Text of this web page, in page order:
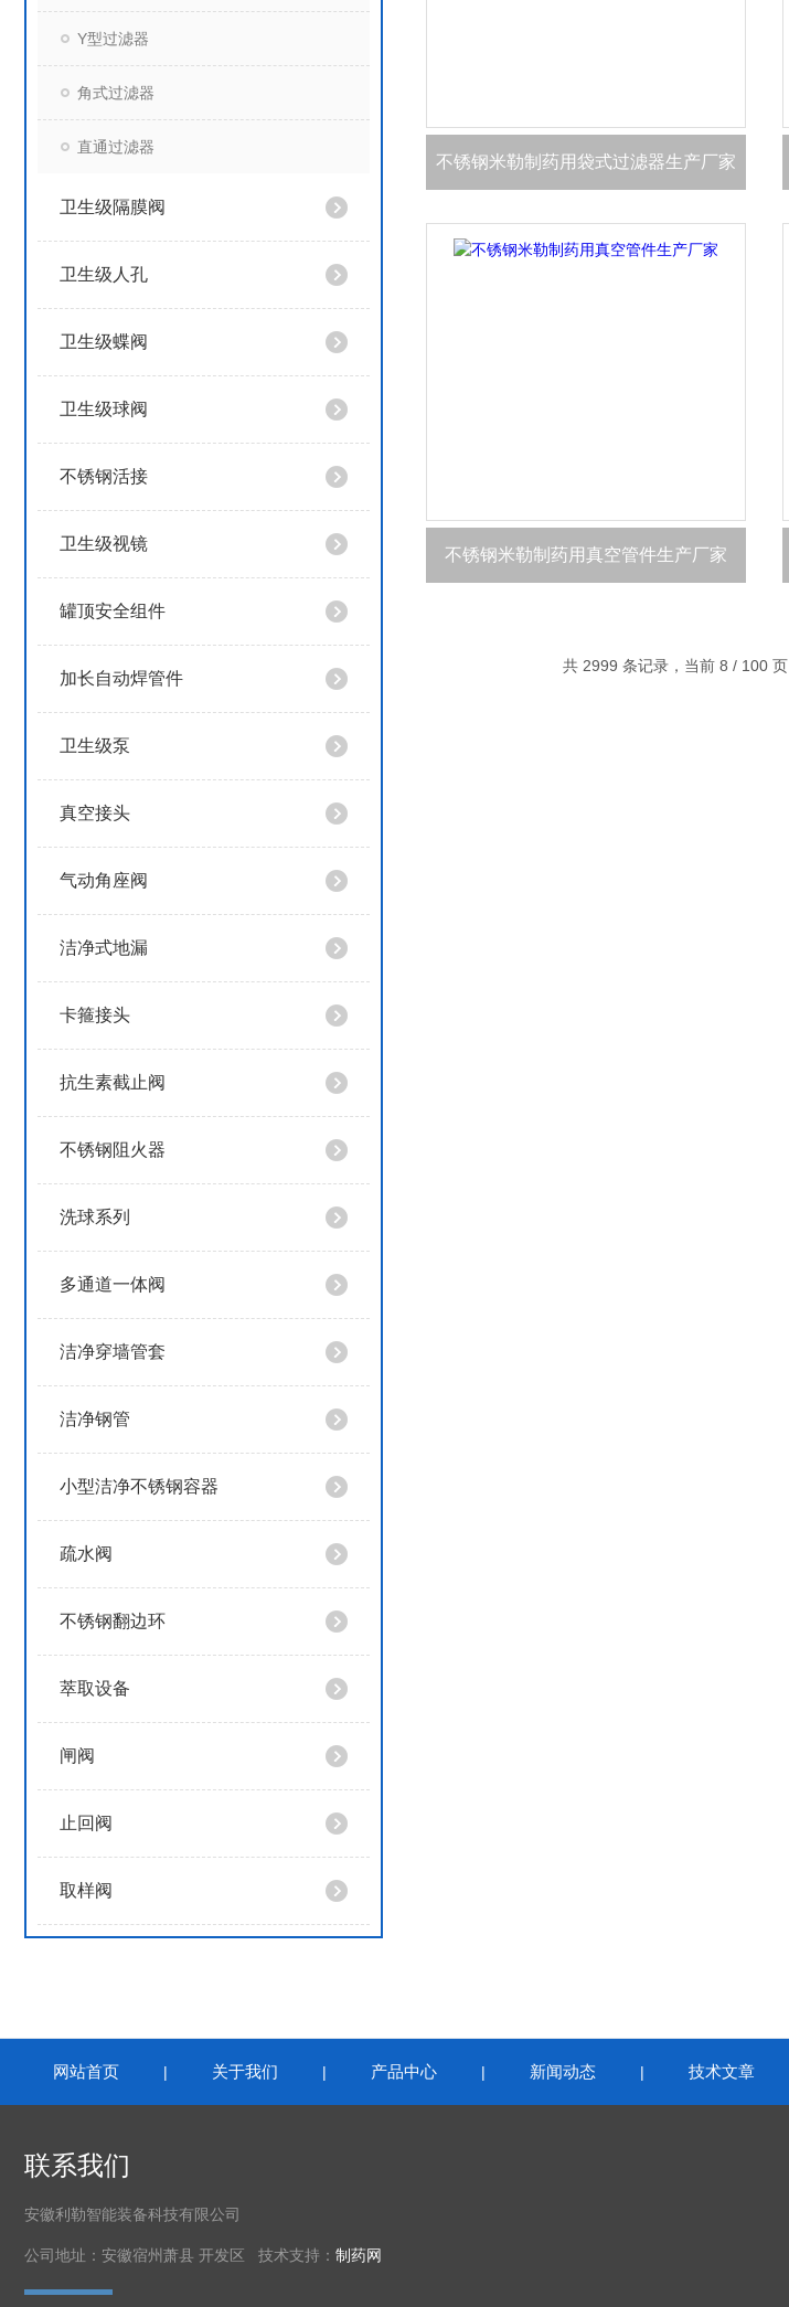
Y型过滤器
角式过滤器
直通过滤器
卫生级隔膜阀
卫生级人孔
卫生级蝶阀
卫生级球阀
不锈钢活接
卫生级视镜
罐顶安全组件
加长自动焊管件
卫生级泵
真空接头
气动角座阀
洁净式地漏
卡箍接头
抗生素截止阀
不锈钢阻火器
洗球系列
多通道一体阀
洁净穿墙管套
洁净钢管
小型洁净不锈钢容器
疏水阀
不锈钢翻边环
萃取设备
闸阀
止回阀
取样阀
不锈钢米勒制药用袋式过滤器生产厂家
不锈钢米勒制药用真空管件生产厂家
共 2999 条记录，当前 8 / 100 页
网站首页 | 关于我们 | 产品中心 | 新闻动态 | 技术文章
联系我们
安徽利勒智能装备科技有限公司
公司地址：安徽宿州萧县 开发区 技术支持： 制药网